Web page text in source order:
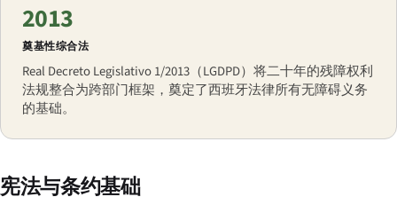
2013
奠基性综合法
Real Decreto Legislativo 1/2013（LGDPD）将二十年的残障权利
法规整合为跨部门框架，奠定了西班牙法律所有无障碍义务
的基础。
宪法与条约基础